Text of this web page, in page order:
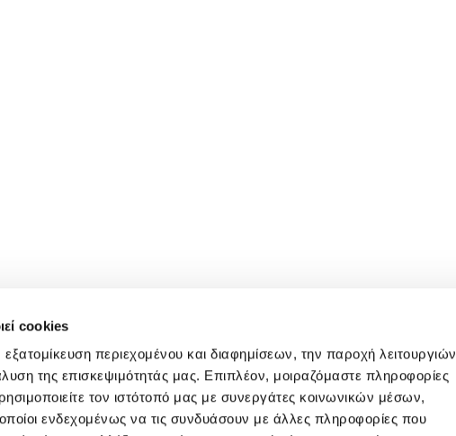
cookies
περιεχομένου και διαφημίσεων, την παροχή λειτουργιών
της επισκεψιμότητάς μας. Επιπλέον, μοιραζόμαστε πληροφορίες
τον ιστότοπό μας με συνεργάτες κοινωνικών μέσων,
ενδεχομένως να τις συνδυάσουν με άλλες πληροφορίες που